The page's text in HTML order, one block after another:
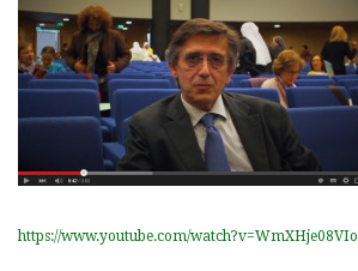
https://www.youtube.com/watch?v=WmXHje08VIo